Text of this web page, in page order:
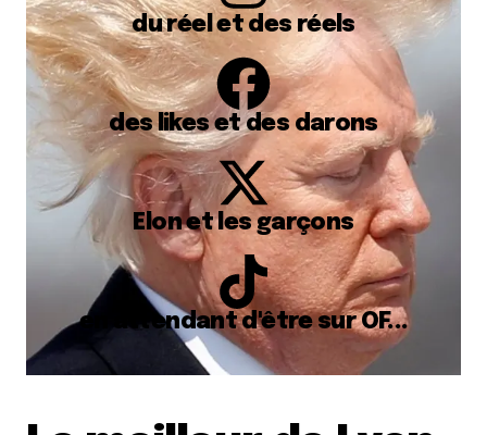
du réel et des réels
des likes et des darons
Elon et les garçons
en attendant d'être sur OF...